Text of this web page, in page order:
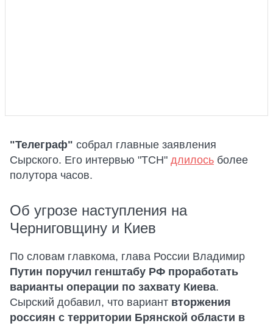
"Телеграф" собрал главные заявления
Сырского. Его интервью "ТСН" длилось более
полутора часов.
Об угрозе наступления на
Черниговщину и Киев
По словам главкома, глава России Владимир
Путин поручил генштабу РФ проработать
варианты операции по захвату Киева.
Сырский добавил, что вариант вторжения
россиян с территории Брянской области в